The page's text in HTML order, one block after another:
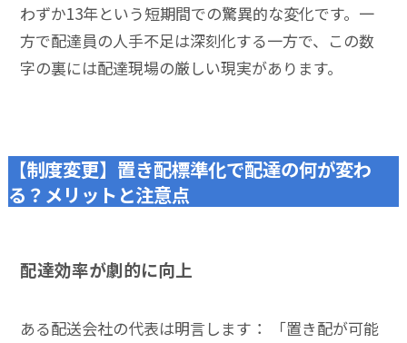
わずか13年という短期間での驚異的な変化です。一
方で配達員の人手不足は深刻化する一方で、この数
字の裏には配達現場の厳しい現実があります。
【制度変更】置き配標準化で配達の何が変わ
る？メリットと注意点
配達効率が劇的に向上
ある配送会社の代表は明言します： 「置き配が可能